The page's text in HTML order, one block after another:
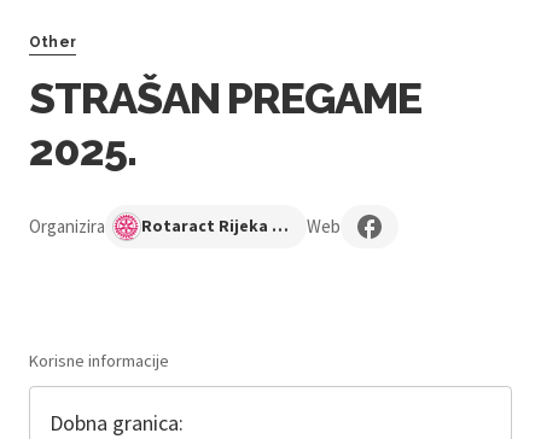
Other
STRAŠAN PREGAME
2025.
Organizira Rotaract Rijeka Novi val Web
Korisne informacije
Dobna granica: